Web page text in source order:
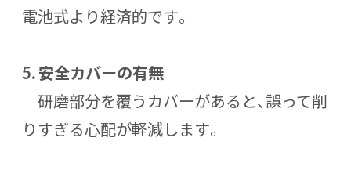
電池式より経済的です。
5.安全カバーの有無
研磨部分を覆うカバーがあると、誤って削
りすぎる心配が軽減します。